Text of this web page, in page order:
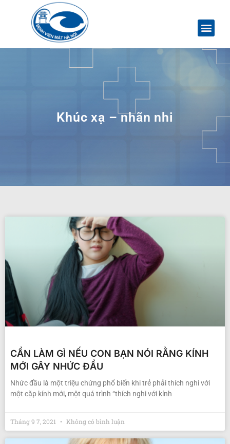
Khúc xạ – nhãn nhi
CẦN LÀM GÌ NẾU CON BẠN NÓI RẰNG KÍNH
MỚI GÂY NHỨC ĐẦU
Nhức đầu là một triệu chứng phổ biến khi trẻ phải thích nghi với
một cặp kính mới, một quá trình “thích nghi với kính
Tháng 9 7, 2021 Không có bình luận